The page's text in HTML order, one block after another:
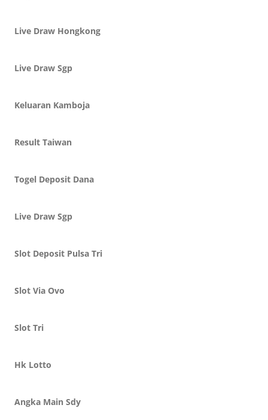
Live Draw Hongkong
Live Draw Sgp
Keluaran Kamboja
Result Taiwan
Togel Deposit Dana
Live Draw Sgp
Slot Deposit Pulsa Tri
Slot Via Ovo
Slot Tri
Hk Lotto
Angka Main Sdy